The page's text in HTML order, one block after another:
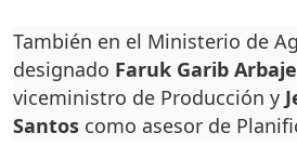
También en el Ministerio de
designado Faruk Garib Arbaje
viceministro de Producción y
Santos como asesor de